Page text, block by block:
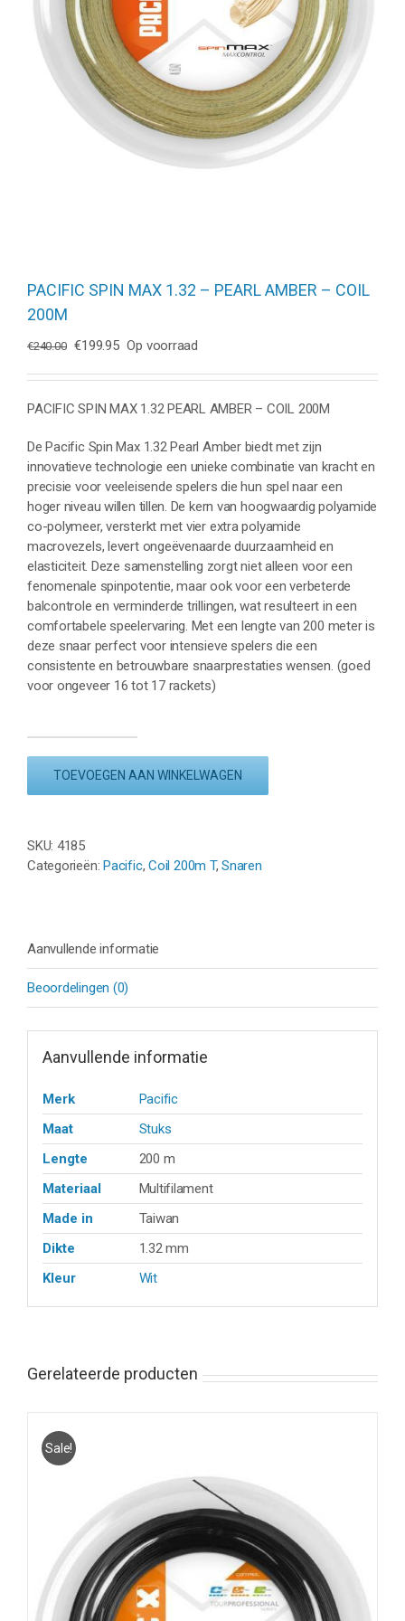
PACIFIC SPIN MAX 1.32 – PEARL AMBER – COIL
200M
€240.00 Oorspronkelijke
was:
€240.00.
€199.95Huidige
is:
€199.95.
Op voorraad
PACIFIC SPIN MAX 1.32 PEARL AMBER – COIL 200M
De Pacific Spin Max 1.32 Pearl Amber biedt met zijn
innovatieve technologie een unieke combinatie van kracht en
precisie voor veeleisende spelers die hun spel naar een
hoger niveau willen tillen. De kern van hoogwaardig polyamide
co-polymeer, versterkt met vier extra polyamide
macrovezels, levert ongeëvenaarde duurzaamheid en
elasticiteit. Deze samenstelling zorgt niet alleen voor een
fenomenale spinpotentie, maar ook voor een verbeterde
balcontrole en verminderde trillingen, wat resulteert in een
comfortabele speelervaring. Met een lengte van 200 meter is
deze snaar perfect voor intensieve spelers die een
consistente en betrouwbare snaarprestaties wensen. (goed
voor ongeveer 16 tot 17 rackets)
SPIN
PEARL
AMBER
aantal
TOEVOEGEN AAN WINKELWAGEN
SKU: 4185
Categorieën: Pacific,Coil 200m T,Snaren
Aanvullende informatie
Beoordelingen (0)
Aanvullende informatie
Merk
Pacific
Maat
Stuks
Lengte
200 m
Materiaal
Multifilament
Made in
Taiwan
Dikte
1.32 mm
Kleur
Wit
Gerelateerde producten
Sale!